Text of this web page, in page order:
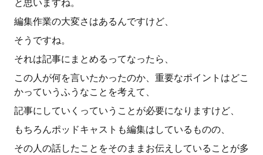
と思いますね。
編集作業の大変さはあるんですけど、
そうですね。
それは記事にまとめるってなったら、
この人が何を言いたかったのか、重要なポイントはどこ
かっていうふうなことを考えて、
記事にしていくっていうことが必要になりますけど、
もちろんポッドキャストも編集はしているものの、
その人の話したことをそのままお伝えしていることが多